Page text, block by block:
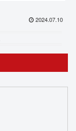
2024.07.10